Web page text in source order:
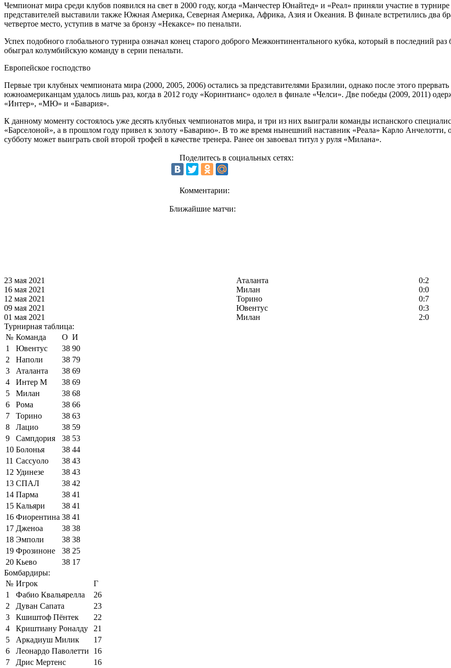
Чемпионат мира среди клубов появился на свет в 2000 году, когда «Манчестер Юнайтед» и «Реал» приняли участие в
представителей выставили также Южная Америка, Северная Америка, Африка, Азия и Океания. В финале встретились два
четвертое место, уступив в матче за бронзу «Некаксе» по пенальти.
Успех подобного глобального турнира означал конец старого доброго Межконтинентального кубка, который в последний
обыграл колумбийскую команду в серии пенальти.
Европейское господство
Первые три клубных чемпионата мира (2000, 2005, 2006) остались за представителями Бразилии, однако после этого
южноамериканцам удалось лишь раз, когда в 2012 году «Коринтианс» одолел в финале «Челси». Две победы (2009, 2011)
«Интер», «МЮ» и «Бавария».
К данному моменту состоялось уже десять клубных чемпионатов мира, и три из них выиграли команды испанского
«Барселоной», а в прошлом году привел к золоту «Баварию». В то же время нынешний наставник «Реала» Карло Анчелотти,
субботу может выиграть свой второй трофей в качестве тренера. Ранее он завоевал титул у руля «Милана».
Поделитесь в социальных сетях:
Комментарии:
Ближайшие матчи:
23 мая 2021 Аталанта 0:2
16 мая 2021
Милан 0:0
12 мая 2021
Торино 0:7
09 мая 2021
Ювентус 0:3
01 мая 2021
Милан 2:0
Турнирная таблица:
№ Команда О И
1
Ювентус 38 90
2
Наполи 38 79
3
Аталанта 38 69
4
Интер М 38 69
5
Милан 38 68
6
Рома 38 66
7
Торино 38 63
8
Лацио 38 59
9
Сампдория 38 53
10 Болонья 38 44
11 Сассуоло 38 43
12 Удинезе 38 43
13 СПАЛ 38 42
14 Парма 38 41
15 Кальяри 38 41
16 Фиорентина 38 41
17 Дженоа 38 38
18 Эмполи 38 38
19 Фрозиноне 38 25
20 Кьево 38 17
Бомбардиры:
№ Игрок
Г
1
Фабио Квальярелла
26
2
Дуван Сапата
23
3
Кшиштоф Пёнтек
22
4
Криштиану Роналду
21
5
Аркадиуш Милик
17
6
Леонардо Паволетти
16
7
Дрис Мертенс
16